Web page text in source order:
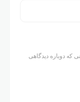
که دوباره دیدگاهی